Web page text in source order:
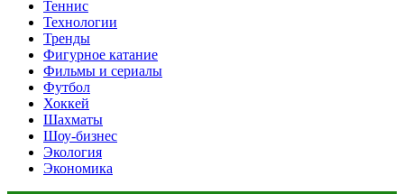
Теннис
Технологии
Тренды
Фигурное катание
Фильмы и сериалы
Футбол
Хоккей
Шахматы
Шоу-бизнес
Экология
Экономика